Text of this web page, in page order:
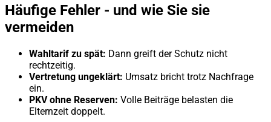
Häufige Fehler - und wie Sie sie
vermeiden
Wahltarif zu spät: Dann greift der Schutz nicht
rechtzeitig.
Vertretung ungeklärt: Umsatz bricht trotz Nachfrage
ein.
PKV ohne Reserven: Volle Beiträge belasten die
Elternzeit doppelt.